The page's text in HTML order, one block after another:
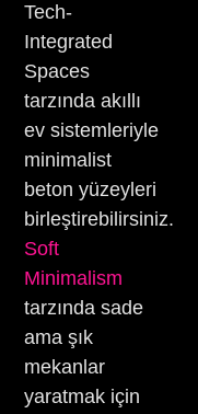
Tech-
Integrated
Spaces
tarzında akıllı
ev sistemleriyle
minimalist
beton yüzeyleri
birleştirebilirsiniz.
Soft
Minimalism
tarzında sade
ama şık
mekanlar
yaratmak için